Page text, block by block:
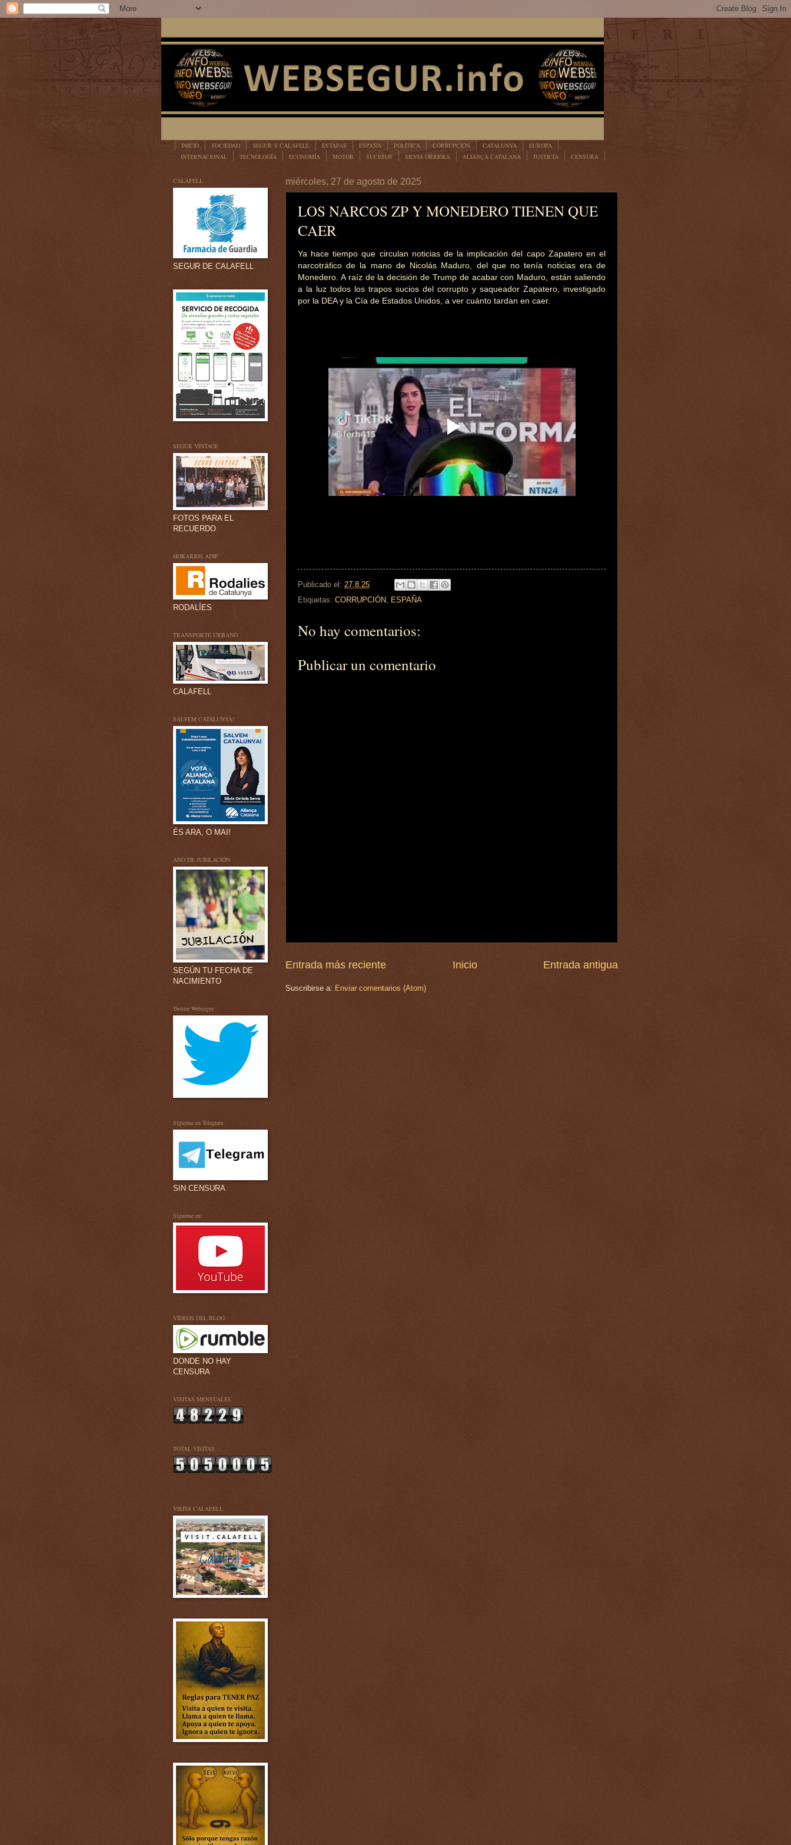
INICIO SOCIEDAD SEGUR Y CALAFELL ESTAFAS ESPAÑA POLÍTICA CORRUPCIÓN CATALUNYA
EUROPA
INTERNACIONAL
TECNOLOGÍA ECONOMÍA MOTOR SUCESOS SILVIA ORRIOLS ALIANÇA CATALANA JUSTICIA
CENSURA
miércoles, 27 de agosto de 2025
LOS NARCOS ZP Y MONEDERO TIENEN QUE
CAER
Ya hace tiempo que circulan noticias de la implicación del capo Zapatero en el
narcotráfico de la mano de Nicolás Maduro, del que no tenía noticias era de
Monedero. A raíz de la decisión de Trump de acabar con Maduro, están saliendo
a la luz todos los trapos sucios del corrupto y saqueador Zapatero, investigado
por la DEA y la Cía de Estados Unidos, a ver cuánto tardan en caer.
Publicado el: 27.8.25
Etiquetas: CORRUPCIÓN, ESPAÑA
No hay comentarios:
Publicar un comentario
Entrada más reciente Entrada antigua
Inicio
Suscribirse a: Enviar comentarios (Atom)
CALAFELL
SEGUR DE CALAFELL
SEGUR VINTAGE
FOTOS PARA EL
RECUERDO
HORARIOS ADIF
RODALÍES
TRANSPORTE URBANO
CALAFELL
SALVEM CATALUNYA!
ÉS ARA, O MAI!
AÑO DE JUBILACIÓN
SEGÚN TU FECHA DE
NACIMIENTO
Twitter Websegur
Sígueme en Telegram
SIN CENSURA
Sígueme en:
VÍDEOS DEL BLOG
DONDE NO HAY
CENSURA
VISITAS MENSUALES
TOTAL VISITAS
VISITA CALAFELL